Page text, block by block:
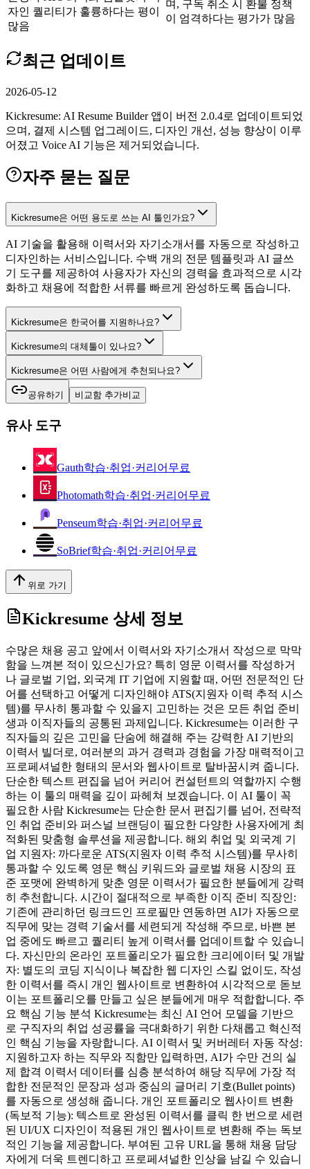
자인 퀄리티가 훌륭하다는 평이
많음
며, 구독 취소 시 환불 정책
이 엄격하다는 평가가 많음
최근 업데이트
2026-05-12
Kickresume: AI Resume Builder 앱이 버전 2.0.4로 업데이트되었
으며, 결제 시스템 업그레이드, 디자인 개선, 성능 향상이 이루
어졌고 Voice AI 기능은 제거되었습니다.
자주 묻는 질문
Kickresume은 어떤 용도로 쓰는 AI 툴인가요?
AI 기술을 활용해 이력서와 자기소개서를 자동으로 작성하고
디자인하는 서비스입니다. 수백 개의 전문 템플릿과 AI 글쓰
기 도구를 제공하여 사용자가 자신의 경력을 효과적으로 시각
화하고 채용에 적합한 서류를 빠르게 완성하도록 돕습니다.
Kickresume은 한국어를 지원하나요?
Kickresume의 대체툴이 있나요?
Kickresume은 어떤 사람에게 추천되나요?
공유하기 비교함 추가비교
유사 도구
Gauth학습·취업·커리어 무료
Photomath학습·취업·커리어 무료
Penseum학습·취업·커리어 무료
SoBrief학습·취업·커리어 무료
위로 가기
Kickresume 상세 정보
수많은 채용 공고 앞에서 이력서와 자기소개서 작성으로 막막
함을 느껴본 적이 있으신가요? 특히 영문 이력서를 작성하거
나 글로벌 기업, 외국계 IT 기업에 지원할 때, 어떤 전문적인 단
어를 선택하고 어떻게 디자인해야 ATS(지원자 이력 추적 시스
템)를 무사히 통과할 수 있을지 고민하는 것은 모든 취업 준비
생과 이직자들의 공통된 과제입니다. Kickresume는 이러한 구
직자들의 깊은 고민을 단숨에 해결해 주는 강력한 AI 기반의
이력서 빌더로, 여러분의 과거 경력과 경험을 가장 매력적이고
프로페셔널한 형태의 문서와 웹사이트로 탈바꿈시켜 줍니다.
단순한 텍스트 편집을 넘어 커리어 컨설턴트의 역할까지 수행
하는 이 툴의 매력을 깊이 파헤쳐 보겠습니다. 이 AI 툴이 꼭
필요한 사람 Kickresume는 단순한 문서 편집기를 넘어, 전략적
인 취업 준비와 퍼스널 브랜딩이 필요한 다양한 사용자에게 최
적화된 맞춤형 솔루션을 제공합니다. 해외 취업 및 외국계 기
업 지원자: 까다로운 ATS(지원자 이력 추적 시스템)를 무사히
통과할 수 있도록 영문 핵심 키워드와 글로벌 채용 시장의 표
준 포맷에 완벽하게 맞춘 영문 이력서가 필요한 분들에게 강력
히 추천합니다. 시간이 절대적으로 부족한 이직 준비 직장인:
기존에 관리하던 링크드인 프로필만 연동하면 AI가 자동으로
직무에 맞는 경력 기술서를 세련되게 작성해 주므로, 바쁜 본
업 중에도 빠르고 퀄리티 높게 이력서를 업데이트할 수 있습니
다. 자신만의 온라인 포트폴리오가 필요한 크리에이터 및 개발
자: 별도의 코딩 지식이나 복잡한 웹 디자인 스킬 없이도, 작성
한 이력서를 즉시 개인 웹사이트로 변환하여 시각적으로 돋보
이는 포트폴리오를 만들고 싶은 분들에게 매우 적합합니다. 주
요 핵심 기능 분석 Kickresume는 최신 AI 언어 모델을 기반으
로 구직자의 취업 성공률을 극대화하기 위한 다채롭고 혁신적
인 핵심 기능을 자랑합니다. AI 이력서 및 커버레터 자동 작성:
지원하고자 하는 직무와 직함만 입력하면, AI가 수만 건의 실
제 합격 이력서 데이터를 심층 분석하여 해당 직무에 가장 적
합한 전문적인 문장과 성과 중심의 글머리 기호(Bullet points)
를 자동으로 생성해 줍니다. 개인 포트폴리오 웹사이트 변환
(독보적 기능): 텍스트로 완성된 이력서를 클릭 한 번으로 세련
된 UI/UX 디자인이 적용된 개인 웹사이트로 변환해 주는 독보
적인 기능을 제공합니다. 부여된 고유 URL을 통해 채용 담당
자에게 더욱 트렌디하고 프로페셔널한 인상을 남길 수 있습니